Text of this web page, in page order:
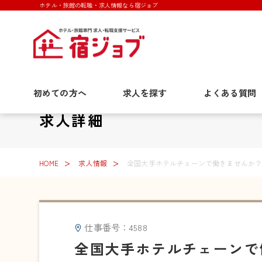
ホテル・旅館の転職・求人情報なら宿ジョブ
初めての方へ 求人を探す よくある質問
求人詳細
HOME 求人情報 全国大手ホテルチェーンで働きませんか
仕事番号：4588
全国大手ホテルチェーン